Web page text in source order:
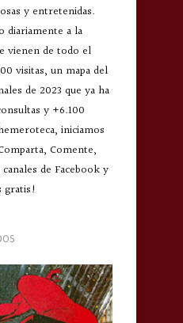
y entretenidas.
diariamente a la
vienen de todo el
visitas, un mapa del
de 2023 que ya ha
y +6.100
iniciamos
Comente,
de Facebook y
gratis!